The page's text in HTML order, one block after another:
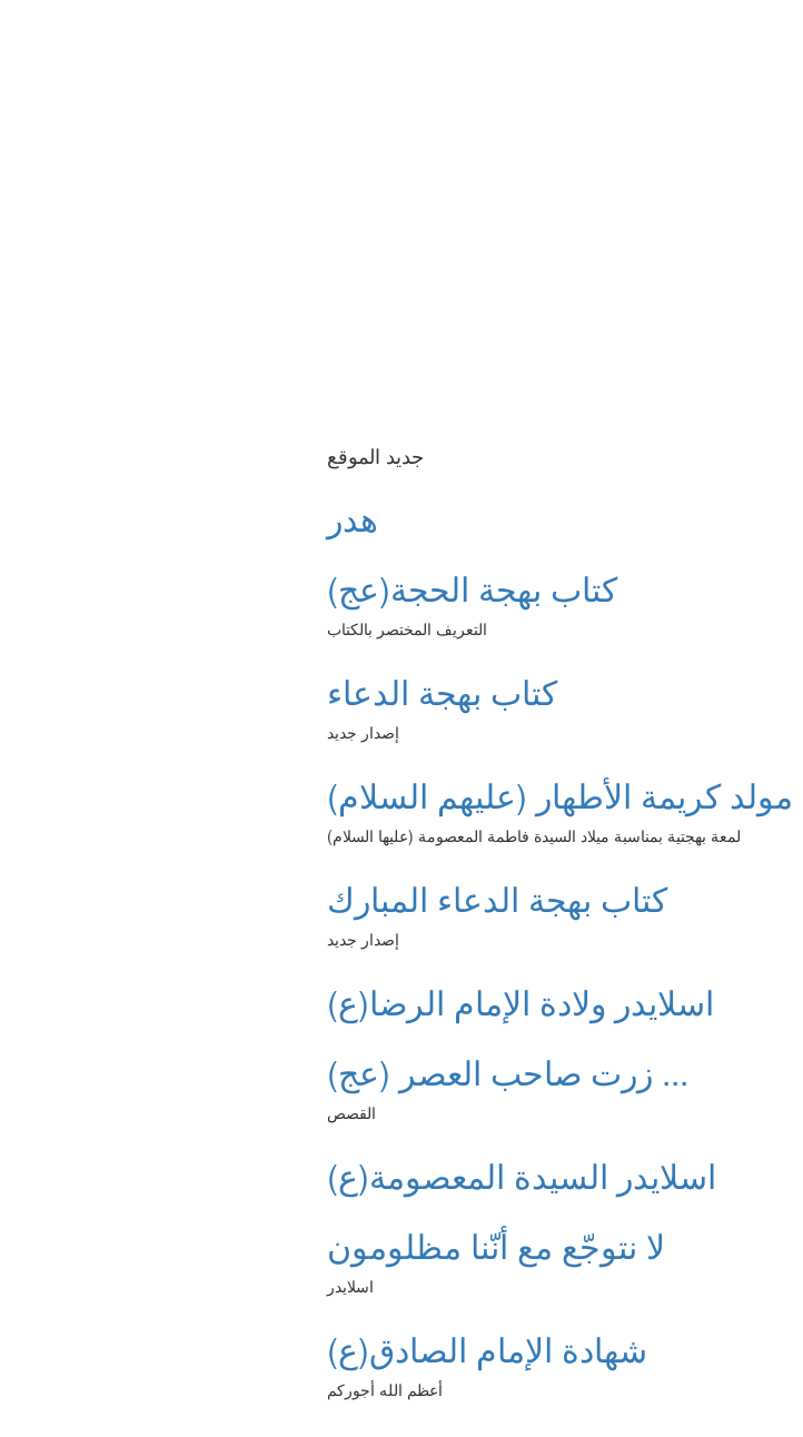
جديد الموقع
هدر
كتاب بهجة الحجة(عج)
التعريف المختصر بالكتاب
كتاب بهجة الدعاء
إصدار جديد
مولد كريمة الأطهار (عليهم السلام)
لمعة بهجتية بمناسبة ميلاد السيدة فاطمة المعصومة (عليها السلام)
كتاب بهجة الدعاء المبارك
إصدار جديد
اسلايدر ولادة الإمام الرضا(ع)
زرت صاحب العصر (عج) ...
القصص
اسلايدر السيدة المعصومة(ع)
لا نتوجّع مع أنّنا مظلومون
اسلايدر
شهادة الإمام الصادق(ع)
أعظم الله أجوركم